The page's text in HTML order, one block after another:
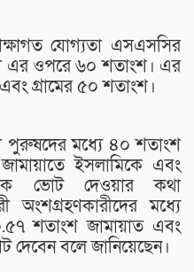
যোগ্যতা এসএসসির
এর ওপরে ৬০ শতাংশ। এর
গ্রামের ৫০ শতাংশ।
পুরুষদের মধ্যে ৪০ শতাংশ
ইসলামিকে এবং
ভোট দেওয়ার কথা
অংশগ্রহণকারীদের মধ্যে
শতাংশ জামায়াত এবং
বলে জানিয়েছেন।